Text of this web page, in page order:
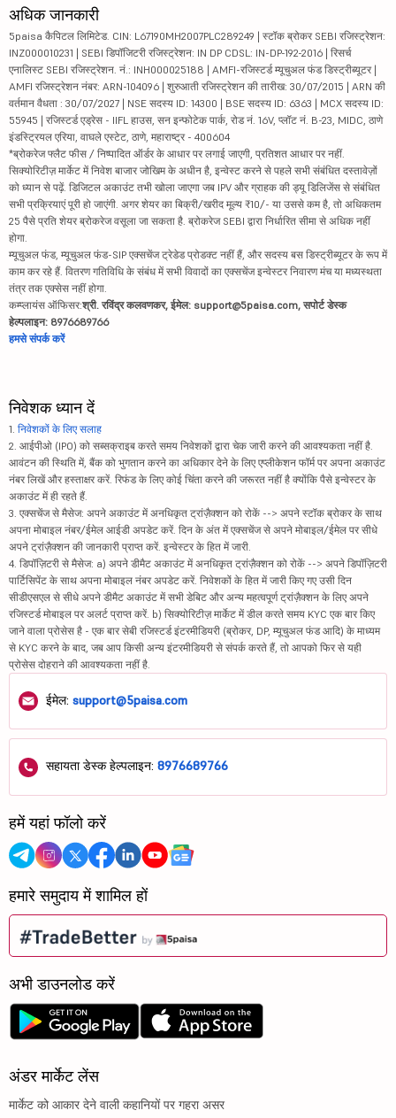
अधिक जानकारी
5paisa कैपिटल लिमिटेड. CIN: L67190MH2007PLC289249 | स्टॉक ब्रोकर SEBI रजिस्ट्रेशन:
INZ000010231 | SEBI डिपॉजिटरी रजिस्ट्रेशन: IN DP CDSL: IN-DP-192-2016 | रिसर्च
एनालिस्ट SEBI रजिस्ट्रेशन. नं.: INH000025188 | AMFI-रजिस्टर्ड म्यूचुअल फंड डिस्ट्रीब्यूटर |
AMFI रजिस्ट्रेशन नंबर: ARN-104096 | शुरुआती रजिस्ट्रेशन की तारीख: 30/07/2015 | ARN की
वर्तमान वैधता : 30/07/2027 | NSE सदस्य ID: 14300 | BSE सदस्य ID: 6363 | MCX सदस्य ID:
55945 | रजिस्टर्ड एड्रेस - IIFL हाउस, सन इन्फोटेक पार्क, रोड नं. 16V, प्लॉट नं. B-23, MIDC, ठाणे
इंडस्ट्रियल एरिया, वाघले एस्टेट, ठाणे, महाराष्ट्र - 400604
*ब्रोकरेज फ्लैट फीस / निष्पादित ऑर्डर के आधार पर लगाई जाएगी, प्रतिशत आधार पर नहीं.
सिक्योरिटीज़ मार्केट में निवेश बाजार जोखिम के अधीन है, इन्वेस्ट करने से पहले सभी संबंधित दस्तावेज़ों
को ध्यान से पढ़ें. डिजिटल अकाउंट तभी खोला जाएगा जब IPV और ग्राहक की ड्यू डिलिजेंस से संबंधित
सभी प्रक्रियाएं पूरी हो जाएंगी. अगर शेयर का बिक्री/खरीद मूल्य ₹10/- या उससे कम है, तो अधिकतम
25 पैसे प्रति शेयर ब्रोकरेज वसूला जा सकता है. ब्रोकरेज SEBI द्वारा निर्धारित सीमा से अधिक नहीं
होगा.
म्यूचुअल फंड, म्यूचुअल फंड-SIP एक्सचेंज ट्रेडेड प्रोडक्ट नहीं हैं, और सदस्य बस डिस्ट्रीब्यूटर के रूप में
काम कर रहे हैं. वितरण गतिविधि के संबंध में सभी विवादों का एक्सचेंज इन्वेस्टर निवारण मंच या मध्यस्थता
तंत्र तक एक्सेस नहीं होगा.
कम्प्लायंस ऑफिसर:श्री. रविंद्र कलवणकर, ईमेल: support@5paisa.com, सपोर्ट डेस्क
हेल्पलाइन: 8976689766
हमसे संपर्क करें
निवेशक ध्यान दें
1. निवेशकों के लिए सलाह
2. आईपीओ (IPO) को सब्सक्राइब करते समय निवेशकों द्वारा चेक जारी करने की आवश्यकता नहीं है.
आवंटन की स्थिति में, बैंक को भुगतान करने का अधिकार देने के लिए एप्लीकेशन फॉर्म पर अपना अकाउंट
नंबर लिखें और हस्ताक्षर करें. रिफंड के लिए कोई चिंता करने की जरूरत नहीं है क्योंकि पैसे इन्वेस्टर के
अकाउंट में ही रहते हैं.
3. एक्सचेंज से मैसेज: अपने अकाउंट में अनधिकृत ट्रांज़ैक्शन को रोकें --> अपने स्टॉक ब्रोकर के साथ
अपना मोबाइल नंबर/ईमेल आईडी अपडेट करें. दिन के अंत में एक्सचेंज से अपने मोबाइल/ईमेल पर सीधे
अपने ट्रांज़ैक्शन की जानकारी प्राप्त करें. इन्वेस्टर के हित में जारी.
4. डिपॉज़िटरी से मैसेज: a) अपने डीमैट अकाउंट में अनधिकृत ट्रांज़ैक्शन को रोकें --> अपने डिपॉज़िटरी
पार्टिसिपेंट के साथ अपना मोबाइल नंबर अपडेट करें. निवेशकों के हित में जारी किए गए उसी दिन
सीडीएसएल से सीधे अपने डीमैट अकाउंट में सभी डेबिट और अन्य महत्वपूर्ण ट्रांज़ैक्शन के लिए अपने
रजिस्टर्ड मोबाइल पर अलर्ट प्राप्त करें. b) सिक्योरिटीज़ मार्केट में डील करते समय KYC एक बार किए
जाने वाला प्रोसेस है - एक बार सेबी रजिस्टर्ड इंटरमीडियरी (ब्रोकर, DP, म्यूचुअल फंड आदि) के माध्यम
से KYC करने के बाद, जब आप किसी अन्य इंटरमीडियरी से संपर्क करते हैं, तो आपको फिर से यही
प्रोसेस दोहराने की आवश्यकता नहीं है.
ईमेल: support@5paisa.com
सहायता डेस्क हेल्पलाइन: 8976689766
हमें यहां फॉलो करें
हमारे समुदाय में शामिल हों
अभी डाउनलोड करें
अंडर मार्केट लेंस
मार्केट को आकार देने वाली कहानियों पर गहरा असर